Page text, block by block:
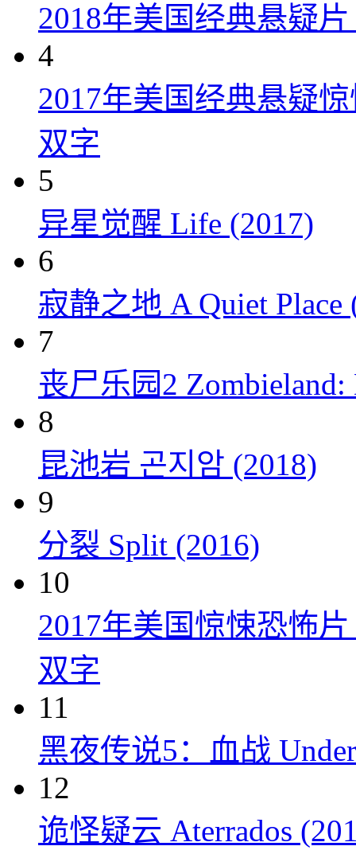
2018年美国经典悬疑
4
2017年美国经典悬疑
双字
5
异星觉醒 Life (2017)
6
寂静之地 A Quiet Place
7
丧尸乐园2 Zombieland:
8
昆池岩 곤지암 (2018)
9
分裂 Split (2016)
10
2017年美国惊悚恐怖
双字
11
黑夜传说5：血战
12
诡怪疑云 Aterrados